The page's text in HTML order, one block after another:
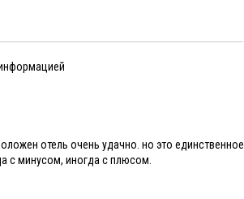
отель очень удачно. но это единственное
с минусом, иногда с плюсом.